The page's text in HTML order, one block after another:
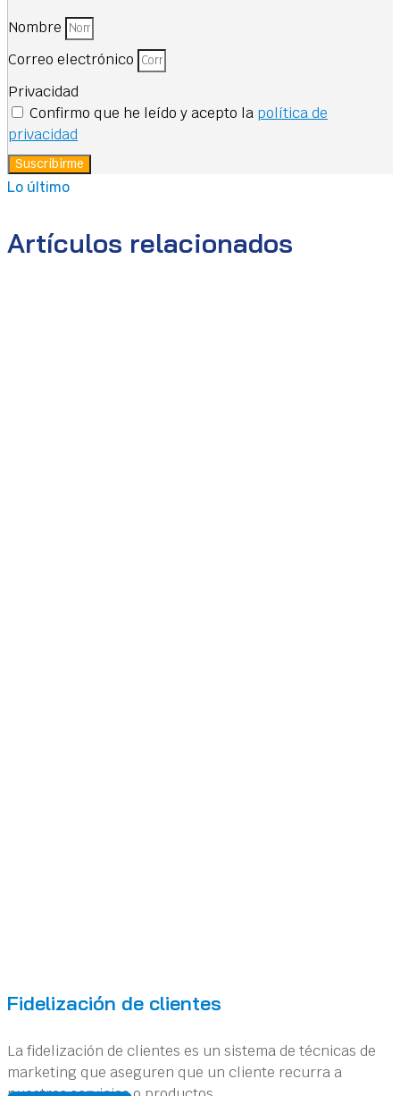
Nombre
Correo electrónico
Privacidad
Confirmo que he leído y acepto la política de
privacidad
Suscribirme
Lo último
Artículos relacionados
Fidelización de clientes
La fidelización de clientes es un sistema de técnicas de
marketing que aseguren que un cliente recurra a